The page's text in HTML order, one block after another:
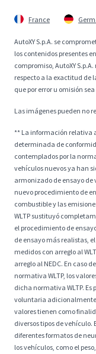
France
AutoXY S.p.A. se
los contenidos presentes
compromiso, AutoXY
respecto a la exactitud de
que por error u omisión
Las imágenes pueden no
** La información relativa
determinada de
contemplados por la
vehículos nuevos ya han
armonizado de ensayo de
nuevo procedimiento de
combustible y las
WLTP sustituyó
el procedimiento de
de ensayo más realistas,
medidos con arreglo al
arreglo al NEDC. En caso
normativa WLTP, los
dicha normativa WLTP. Es
voluntaria adicionalmente
valores tienen como
diversos tipos de
diferentes formatos de
los vehículos, como el